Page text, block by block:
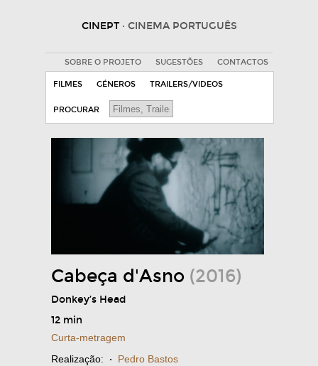
CINEPT · CINEMA PORTUGUÊS
SOBRE O PROJETO SUGESTÕES CONTACTOS
FILMES GÉNEROS TRAILERS/VIDEOS
PROCURAR
Cabeça d'Asno (2016)
Donkey’s Head
12 min
Curta-metragem
Realização: · Pedro Bastos